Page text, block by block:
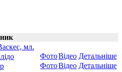
мл.
ФотоВідео Детальніше
ФотоВідео Детальніше